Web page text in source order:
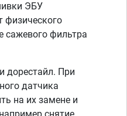
ЭБУ
физического
сажевого фильтра
дорестайл. При
датчика
на их замене и